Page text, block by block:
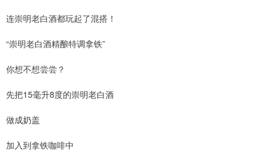
连崇明老白酒都玩起了混搭！
“崇明老白酒精酿特调拿铁”
你想不想尝尝？
先把15毫升8度的崇明老白酒
做成奶盖
加入到拿铁咖啡中